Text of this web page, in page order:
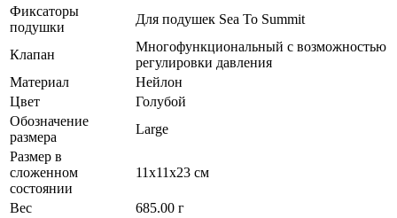
Фиксаторы
подушки
Для подушек Sea To Summit
Клапан
Многофункциональный с возможностью
регулировки давления
Материал
Нейлон
Цвет
Голубой
Обозначение
размера
Large
Размер в
сложенном
состоянии
11x11x23 см
Вес
685.00 г